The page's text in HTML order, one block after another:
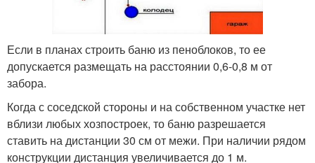
Если в планах строить баню из пеноблоков, то ее
допускается размещать на расстоянии 0,6-0,8 м от
забора.
Когда с соседской стороны и на собственном участке нет
вблизи любых хозпостроек, то баню разрешается
ставить на дистанции 30 см от межи. При наличии рядом
конструкции дистанция увеличивается до 1 м.